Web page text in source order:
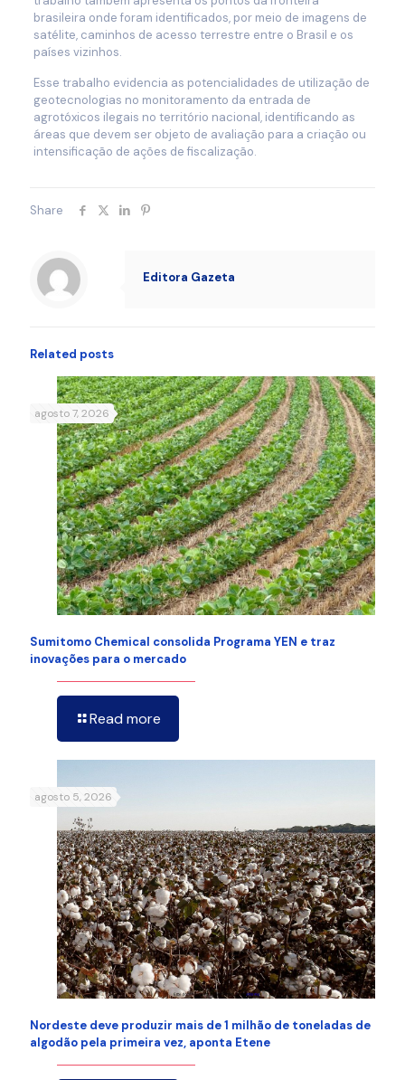
brasileira onde foram identificados, por meio de imagens de
satélite, caminhos de acesso terrestre entre o Brasil e os
países vizinhos.
Esse trabalho evidencia as potencialidades de utilização de
geotecnologias no monitoramento da entrada de
agrotóxicos ilegais no território nacional, identificando as
áreas que devem ser objeto de avaliação para a criação ou
intensificação de ações de fiscalização.
Share
Editora Gazeta
Related posts
agosto 7, 2026
Sumitomo Chemical consolida Programa YEN e traz
inovações para o mercado
Read more
agosto 5, 2026
Nordeste deve produzir mais de 1 milhão de toneladas de
algodão pela primeira vez, aponta Etene